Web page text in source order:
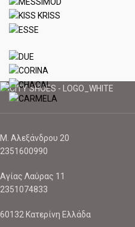
Μ. Αλεξάνδρου 20
2351600990
Αγίας Λαύρας 11
2351074833
60132 Κατερίνη Ελλάδα